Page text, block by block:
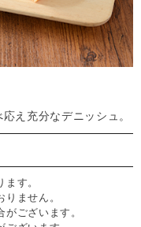
え充分なデニッシュ。
す。
ません。
ございます。